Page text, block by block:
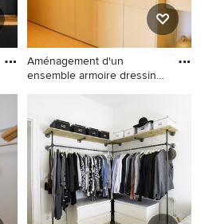
Aménagement d'un
ensemble armoire dressing
EIngebautes, Geräumiges,
Neutrales Modernes
Ankleidezimmer mit weißen
Schränken, Teppichboden
und grauem Boden in
Sonstige